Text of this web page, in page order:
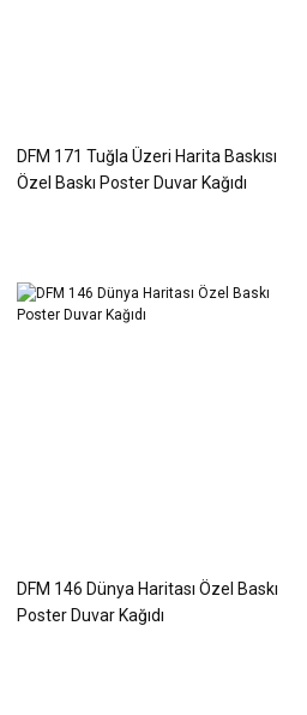
DFM 171 Tuğla Üzeri Harita Baskısı
Özel Baskı Poster Duvar Kağıdı
DFM 146 Dünya Haritası Özel Baskı
Poster Duvar Kağıdı